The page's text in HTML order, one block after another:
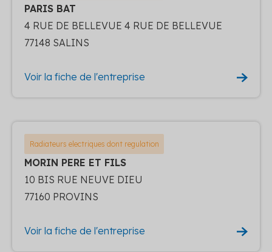
PARIS BAT
4 RUE DE BELLEVUE 4 RUE DE BELLEVUE
77148 SALINS
Voir la fiche de l'entreprise
Radiateurs electriques dont regulation
MORIN PERE ET FILS
10 BIS RUE NEUVE DIEU
77160 PROVINS
Voir la fiche de l'entreprise